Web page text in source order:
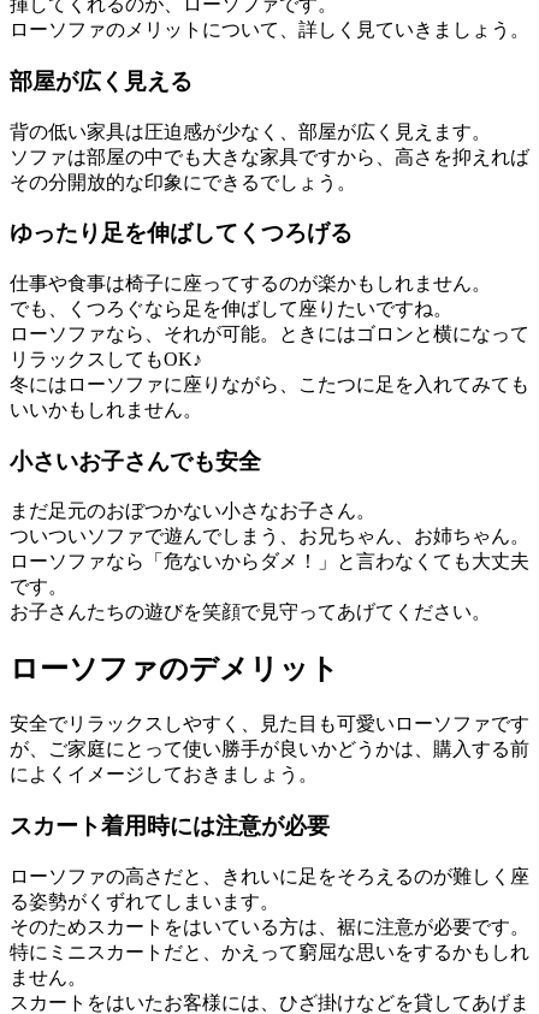
揮してくれるのが、ローソファです。
ローソファのメリットについて、詳しく見ていきましょう。
部屋が広く見える
背の低い家具は圧迫感が少なく、部屋が広く見えます。
ソファは部屋の中でも大きな家具ですから、高さを抑えれば
その分開放的な印象にできるでしょう。
ゆったり足を伸ばしてくつろげる
仕事や食事は椅子に座ってするのが楽かもしれません。
でも、くつろぐなら足を伸ばして座りたいですね。
ローソファなら、それが可能。ときにはゴロンと横になって
リラックスしてもOK♪
冬にはローソファに座りながら、こたつに足を入れてみても
いいかもしれません。
小さいお子さんでも安全
まだ足元のおぼつかない小さなお子さん。
ついついソファで遊んでしまう、お兄ちゃん、お姉ちゃん。
ローソファなら「危ないからダメ！」と言わなくても大丈夫
です。
お子さんたちの遊びを笑顔で見守ってあげてください。
ローソファのデメリット
安全でリラックスしやすく、見た目も可愛いローソファです
が、ご家庭にとって使い勝手が良いかどうかは、購入する前
によくイメージしておきましょう。
スカート着用時には注意が必要
ローソファの高さだと、きれいに足をそろえるのが難しく座
る姿勢がくずれてしまいます。
そのためスカートをはいている方は、裾に注意が必要です。
特にミニスカートだと、かえって窮屈な思いをするかもしれ
ません。
スカートをはいたお客様には、ひざ掛けなどを貸してあげま